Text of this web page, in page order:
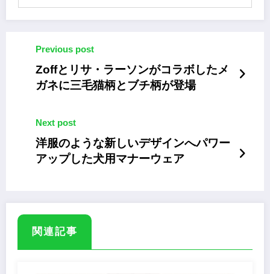
Previous post
Zoffとリサ・ラーソンがコラボしたメ
ガネに三毛猫柄とブチ柄が登場
Next post
洋服のような新しいデザインへパワー
アップした犬用マナーウェア
関連記事